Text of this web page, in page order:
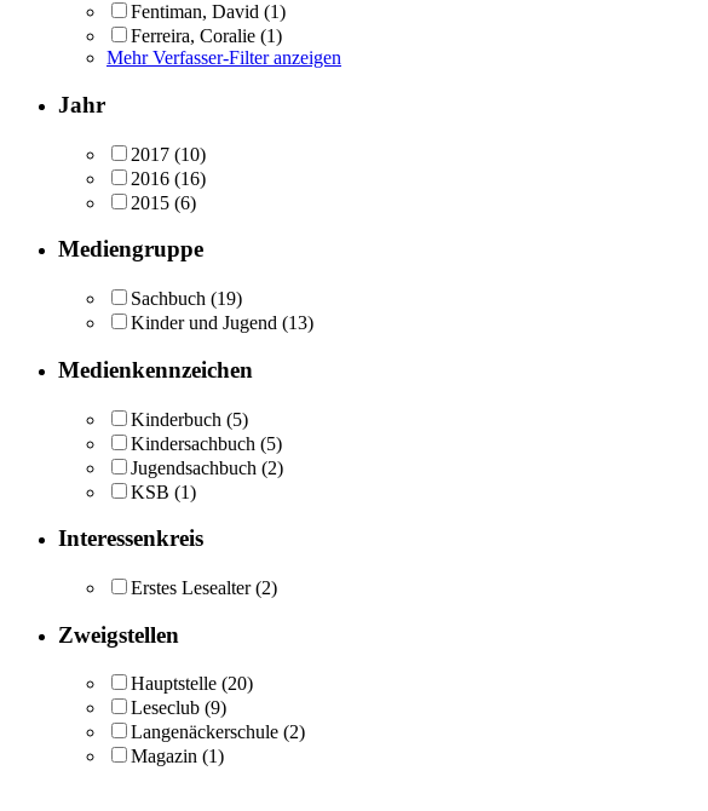
Fentiman, David (1)
Ferreira, Coralie (1)
Mehr Verfasser-Filter anzeigen
Jahr
2017 (10)
2016 (16)
2015 (6)
Mediengruppe
Sachbuch (19)
Kinder und Jugend (13)
Medienkennzeichen
Kinderbuch (5)
Kindersachbuch (5)
Jugendsachbuch (2)
KSB (1)
Interessenkreis
Erstes Lesealter (2)
Zweigstellen
Hauptstelle (20)
Leseclub (9)
Langenäckerschule (2)
Magazin (1)